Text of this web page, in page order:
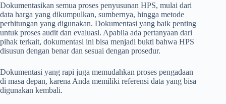
Dokumentasikan semua proses penyusunan HPS, mulai dari
data harga yang dikumpulkan, sumbernya, hingga metode
perhitungan yang digunakan. Dokumentasi yang baik penting
untuk proses audit dan evaluasi. Apabila ada pertanyaan dari
pihak terkait, dokumentasi ini bisa menjadi bukti bahwa HPS
disusun dengan benar dan sesuai dengan prosedur.
Dokumentasi yang rapi juga memudahkan proses pengadaan
di masa depan, karena Anda memiliki referensi data yang bisa
digunakan kembali.